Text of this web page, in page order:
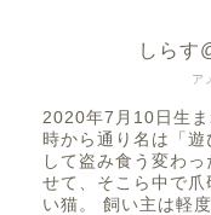
ア
しらす
2020年7月10日生
時から通り名は「
して盗み食う変わ
せて、そこら中で
い猫。 飼い主は軽